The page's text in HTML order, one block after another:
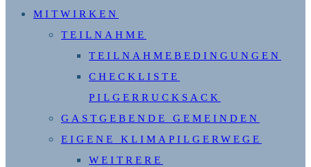
MITWIRKEN
TEILNAHME
TEILNAHMEBEDINGUNGEN
CHECKLISTE
PILGERRUCKSACK
GASTGEBENDE GEMEINDEN
EIGENE KLIMAPILGERWEGE
WEITRERE